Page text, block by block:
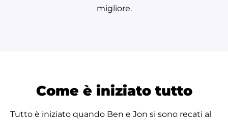
migliore.
Come è iniziato tutto
Tutto è iniziato quando Ben e Jon si sono recati al